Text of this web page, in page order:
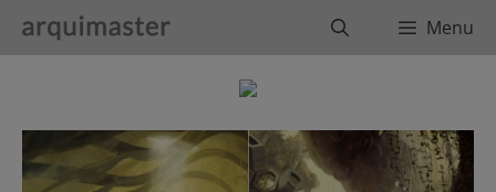
BuscarMenu